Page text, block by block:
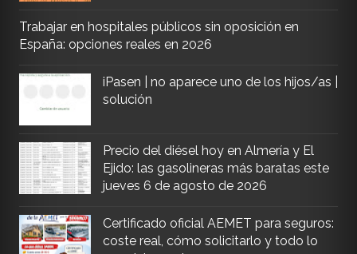
Trabajar en hospitales públicos sin oposición en
España: opciones reales en 2026
iPasen | no aparece uno de los hijos/as |
solución
Precio del diésel hoy en Almería y El
Ejido: las gasolineras más baratas este
jueves 6 de agosto de 2026
Certificado oficial AEMET para seguros:
coste real, cómo solicitarlo y todo lo